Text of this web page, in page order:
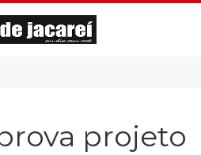
projeto